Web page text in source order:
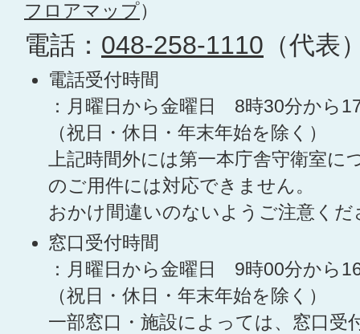
フロアマップ）
電話： 048-258-1110 （代表
電話受付時間
：月曜日から金曜日 8時30分から
（祝日・休日・年末年始を除く）
上記時間外には第一本庁舎守衛室に
のご用件には対応できません。
おかけ間違いのないようご注意くだ
窓口受付時間
：月曜日から金曜日 9時00分から
（祝日・休日・年末年始を除く）
一部窓口・施設によっては、窓口受